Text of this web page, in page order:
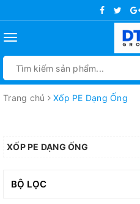
Toggle
Trang chủ Xốp PE Dạng Ống
XỐP PE DẠNG ỐNG
BỘ LỌC